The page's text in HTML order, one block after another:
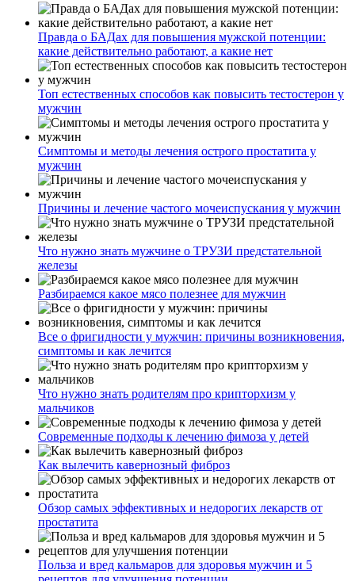
Правда о БАДах для повышения мужской потенции:
какие действительно работают, а какие нет
Топ естественных способов как повысить тестостерон у
мужчин
Симптомы и методы лечения острого простатита у
мужчин
Причины и лечение частого мочеиспускания у мужчин
Что нужно знать мужчине о ТРУЗИ предстательной
железы
Разбираемся какое мясо полезнее для мужчин
Все о фригидности у мужчин: причины возникновения,
симптомы и как лечится
Что нужно знать родителям про крипторхизм у
мальчиков
Современные подходы к лечению фимоза у детей
Как вылечить кавернозный фиброз
Обзор самых эффективных и недорогих лекарств от
простатита
Польза и вред кальмаров для здоровья мужчин и 5